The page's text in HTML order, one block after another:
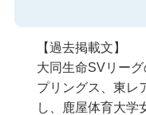
【過去掲載文】
大同生命SVリー
プリングス、東レ
し、鹿屋体育大学